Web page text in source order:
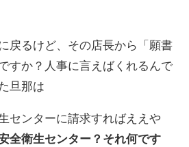
戻るけど、その店長から「願書
すか？人事に言えばくれるんで
旦那は
センターに請求すればええや
全衛生センター？それ何です